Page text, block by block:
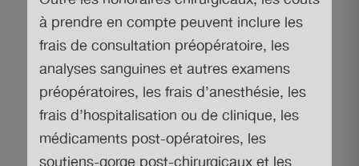
à prendre en compte peuvent inclure les
frais de consultation préopératoire, les
analyses sanguines et autres examens
préopératoires, les frais d’anesthésie, les
frais d’hospitalisation ou de clinique, les
médicaments post-opératoires, les